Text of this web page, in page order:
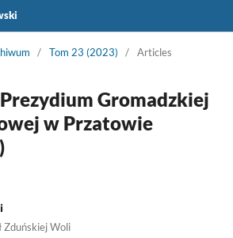
/ Tom 23 (2023) / Articles
Gromadzkiej
w Przatowie
Zduńskiej Woli